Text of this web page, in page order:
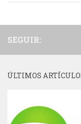
SEGUIR:
ÚLTIMOS